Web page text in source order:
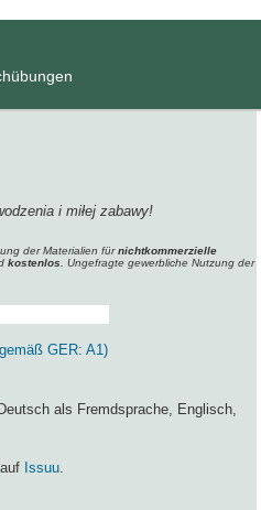
i miłej zabawy!
der Materialien fürnichtkommerzielle
kostenlos . Ungefragte gewerbliche Nutzung der
GER: A1)
als Fremdsprache, Englisch,
Issuu